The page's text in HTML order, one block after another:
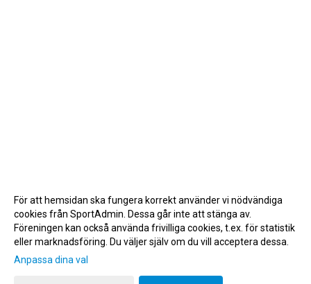
Gå till Webbversion
För att hemsidan ska fungera korrekt använder vi nödvändiga
cookies från SportAdmin. Dessa går inte att stänga av.
Föreningen kan också använda frivilliga cookies, t.ex. för statistik
eller marknadsföring. Du väljer själv om du vill acceptera dessa.
Anpassa dina val